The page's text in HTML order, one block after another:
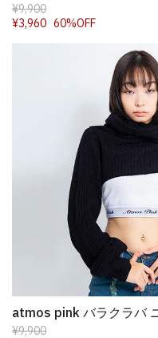
¥9,900
¥3,960 60%OFF
atmos pink バラクラバ
¥9,900